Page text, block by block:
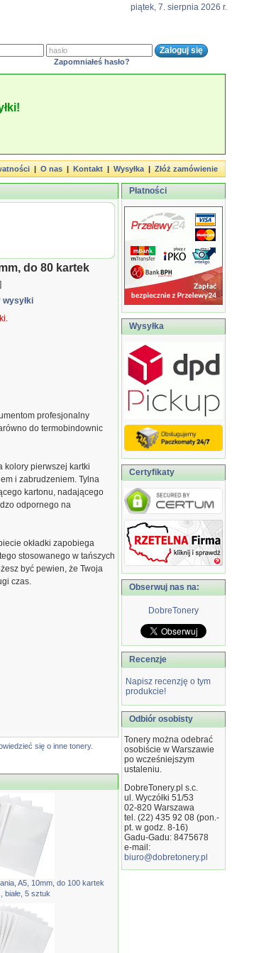
piątek, 7. sierpnia 2026 r.
Zapomniałeś hasło?
|O nas|Kontakt|Wysyłka|Złóż zamówienie
do 80 kartek
wysyłki
profesjonalny
do termobindownic
kolory pierwszej kartki
i zabrudzeniem. Tylna
kartonu, nadającego
odpornego na
okładki zapobiega
stosowanego w tańszych
być pewien, że Twoja
czas.
się o inne tonery.
A5, 10mm, do 100 kartek
białe, 5 sztuk
Płatności
Wysyłka
Certyfikaty
Obserwuj nas na:
DobreTonery
Recenzje
Napisz recenzję o tym
produkcie!
Odbiór osobisty
Tonery można odebrać
osobiście w Warszawie
po wcześniejszym
ustaleniu.
DobreTonery.pl s.c.
ul. Wyczółki 51/53
02-820 Warszawa
tel. (22) 435 92 08 (pon.-
pt. w godz. 8-16)
Gadu-Gadu: 8475678
e-mail:
biuro@dobretonery.pl